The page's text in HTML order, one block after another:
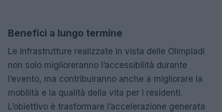
Benefici a lungo termine
Le infrastrutture realizzate in vista delle Olimpiadi
non solo miglioreranno l’accessibilità durante
l’evento, ma contribuiranno anche a migliorare la
mobilità e la qualità della vita per i residenti.
L’obiettivo è trasformare l’accelerazione generata